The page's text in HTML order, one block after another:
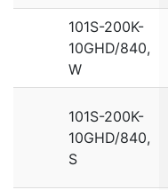
101S-200K-
10GHD/840,
W
101S-200K-
10GHD/840,
S